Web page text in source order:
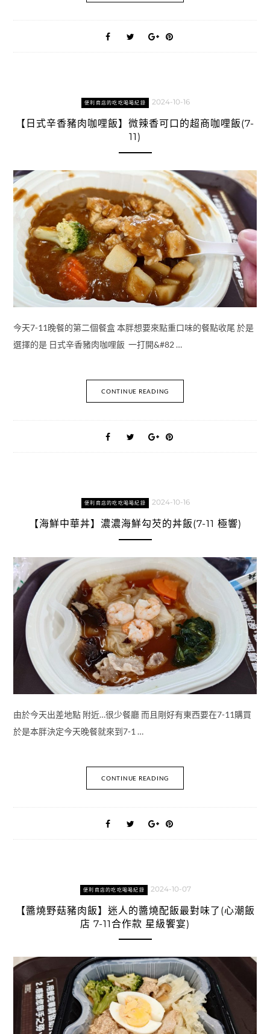
便利商店的吃吃喝喝紀錄 2024-10-16
【日式辛香豬肉咖哩飯】微辣香可口的超商咖哩飯(7-
11)
今天7-11晚餐的第二個餐盒 本胖想要來點重口味的餐點收尾 於是
選擇的是 日式辛香豬肉咖哩飯 一打開&#82 …
CONTINUE READING
便利商店的吃吃喝喝紀錄 2024-10-16
【海鮮中華丼】濃濃海鮮勾芡的丼飯(7-11 極響)
由於今天出差地點 附近…很少餐廳 而且剛好有東西要在7-11購買
於是本胖決定今天晚餐就來到7-1 …
CONTINUE READING
便利商店的吃吃喝喝紀錄 2024-10-07
【醬燒野菇豬肉飯】迷人的醬燒配飯最對味了(心潮飯
店 7-11合作款 星級饗宴)